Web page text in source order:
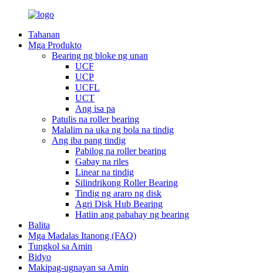
Tahanan
Mga Produkto
Bearing ng bloke ng unan
UCF
UCP
UCFL
UCT
Ang isa pa
Patulis na roller bearing
Malalim na uka ng bola na tindig
Ang iba pang tindig
Pabilog na roller bearing
Gabay na riles
Linear na tindig
Silindrikong Roller Bearing
Tindig ng araro ng disk
Agri Disk Hub Bearing
Hatiin ang pabahay ng bearing
Balita
Mga Madalas Itanong (FAQ)
Tungkol sa Amin
Bidyo
Makipag-ugnayan sa Amin